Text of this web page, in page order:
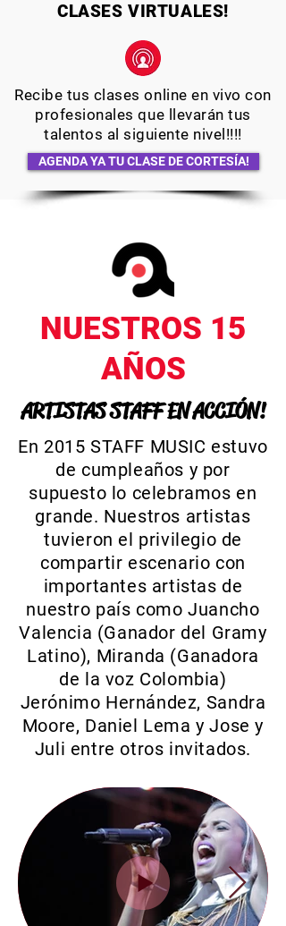
CLASES VIRTUALES!
Recibe tus clases online en vivo con
profesionales que llevarán tus
talentos al siguiente nivel!!!!
AGENDA YA TU CLASE DE CORTESÍA!
NUESTROS 15
AÑOS
ARTISTAS STAFF EN ACCIÓN!
En 2015 STAFF MUSIC estuvo
de cumpleaños y por
supuesto lo celebramos en
grande. Nuestros artistas
tuvieron el privilegio de
compartir escenario con
importantes artistas de
nuestro país como Juancho
Valencia (Ganador del Gramy
Latino), Miranda (Ganadora
de la voz Colombia)
Jerónimo Hernández, Sandra
Moore, Daniel Lema y Jose y
Juli entre otros invitados.